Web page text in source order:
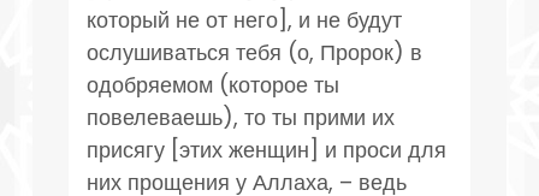
который не от него], и не будут
ослушиваться тебя (о, Пророк) в
одобряемом (которое ты
повелеваешь), то ты прими их
присягу [этих женщин] и проси для
них прощения у Аллаха, – ведь